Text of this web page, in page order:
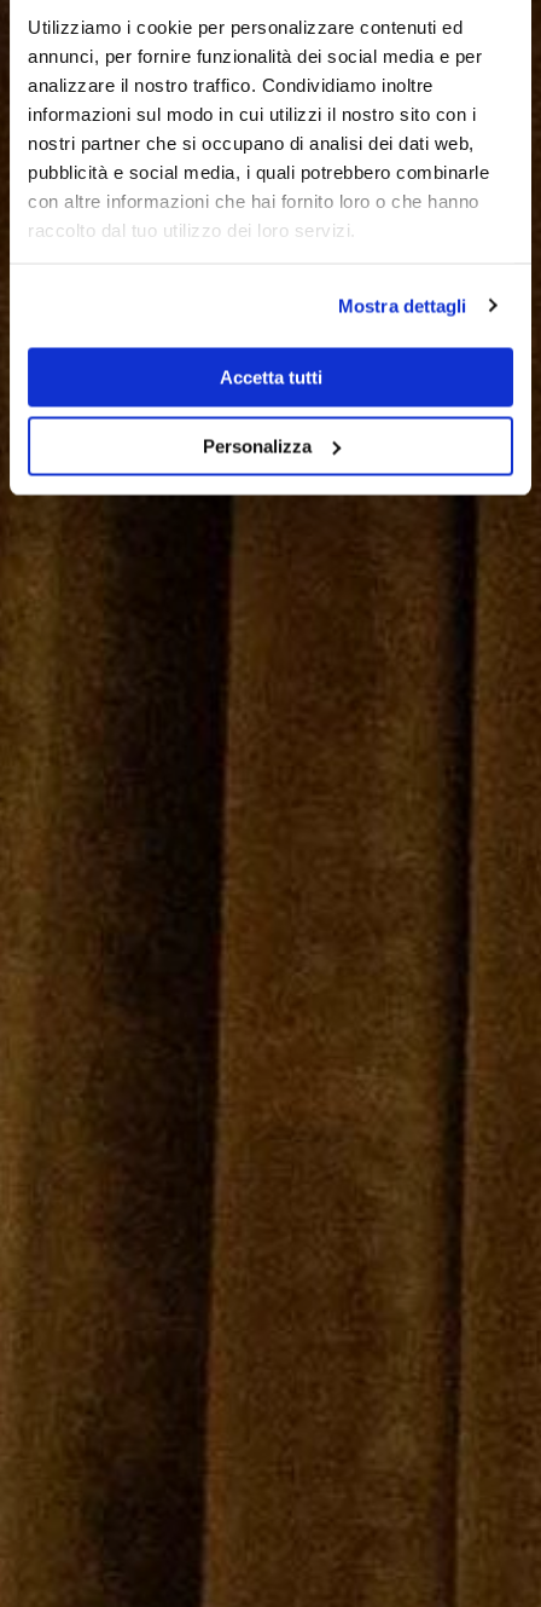
Utilizziamo i cookie per personalizzare contenuti ed
annunci, per fornire funzionalità dei social media e per
analizzare il nostro traffico. Condividiamo inoltre
informazioni sul modo in cui utilizzi il nostro sito con i
nostri partner che si occupano di analisi dei dati web,
pubblicità e social media, i quali potrebbero combinarle
con altre informazioni che hai fornito loro o che hanno
raccolto dal tuo utilizzo dei loro servizi.
Mostra dettagli
Accetta tutti
Personalizza
Creative consultancy agency
Welcome to
MM Company